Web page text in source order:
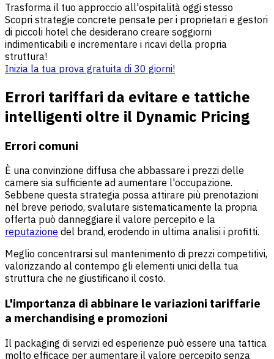
Trasforma il tuo approccio all'ospitalità oggi stesso
Scopri strategie concrete pensate per i proprietari e gestori
di piccoli hotel che desiderano creare soggiorni
indimenticabili e incrementare i ricavi della propria
struttura!
Inizia la tua prova gratuita di 30 giorni!
Errori tariffari da evitare e tattiche
intelligenti oltre il Dynamic Pricing
Errori comuni
È una convinzione diffusa che abbassare i prezzi delle
camere sia sufficiente ad aumentare l'occupazione.
Sebbene questa strategia possa attirare più prenotazioni
nel breve periodo, svalutare sistematicamente la propria
offerta può danneggiare il valore percepito e la
reputazione del brand, erodendo in ultima analisi i profitti.
Meglio concentrarsi sul mantenimento di prezzi competitivi,
valorizzando al contempo gli elementi unici della tua
struttura che ne giustificano il costo.
L'importanza di abbinare le variazioni tariffarie
a merchandising e promozioni
Il packaging di servizi ed esperienze può essere una tattica
molto efficace per aumentare il valore percepito senza